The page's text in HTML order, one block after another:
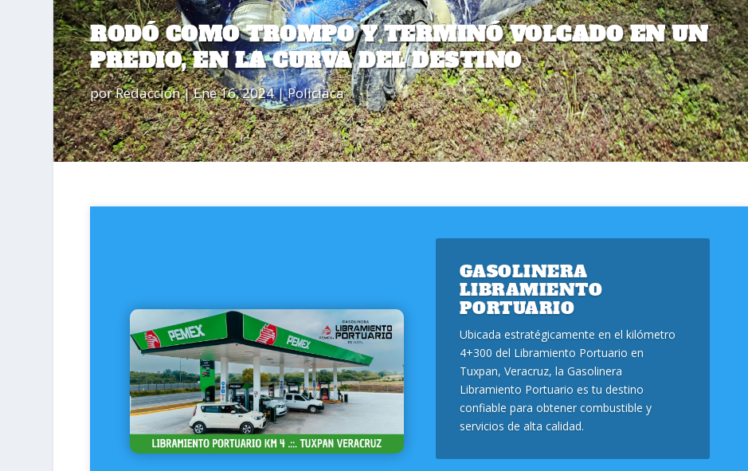
RODÓ COMO TROMPO Y TERMINÓ VOLCADO EN UN
PREDIO, EN LA CURVA DEL DESTINO
porRedacción|Ene 16, 2024|Policiaca
GASOLINERA
LIBRAMIENTO
PORTUARIO
Ubicada estratégicamente en el kilómetro
4+300 del Libramiento Portuario en
Tuxpan, Veracruz, la Gasolinera
Libramiento Portuario es tu destino
confiable para obtener combustible y
servicios de alta calidad.